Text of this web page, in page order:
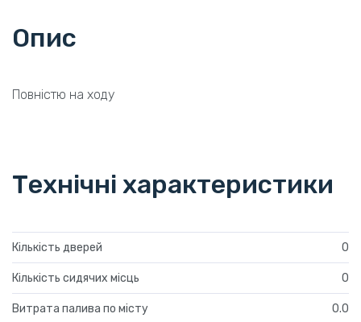
Технічні характеристики
Кількість дверей 0
Кількість сидячих місць 0
Витрата палива по місту 0.0
Опис
Повністю на ходу